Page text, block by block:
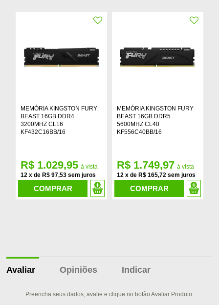
MEMÓRIA KINGSTON FURY
BEAST 16GB DDR4
3200MHZ CL16
KF432C16BB/16
12 x de R$ 97,53
R$ 1.029,95
COMPRAR
MEMÓRIA KINGSTON FURY
BEAST 16GB DDR5
5600MHZ CL40
KF556C40BB/16
12 x de R$ 165,72
R$ 1.749,97
COMPRAR
Avaliar Opiniões Indicar
Preencha seus dados, avalie e clique no botão Avaliar Produto.